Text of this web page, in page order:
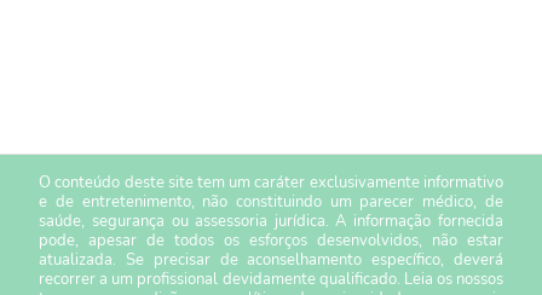
O conteúdo deste site tem um caráter exclusivamente informativo
e de entretenimento, não constituindo um parecer médico, de
saúde, segurança ou assessoria jurídica. A informação fornecida
pode, apesar de todos os esforços desenvolvidos, não estar
atualizada. Se precisar de aconselhamento específico, deverá
recorrer a um profissional devidamente qualificado. Leia os nossos